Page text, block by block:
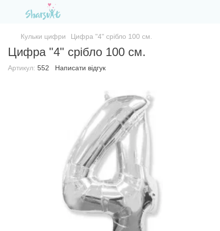
Кульки цифри Цифра "4" срібло 100 см.
Цифра "4" срібло 100 см.
Артикул: 552 Написати відгук